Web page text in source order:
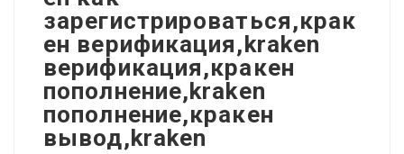
зарегистрироваться,крак
ен верификация,kraken
верификация,кракен
пополнение,kraken
пополнение,кракен
вывод,kraken